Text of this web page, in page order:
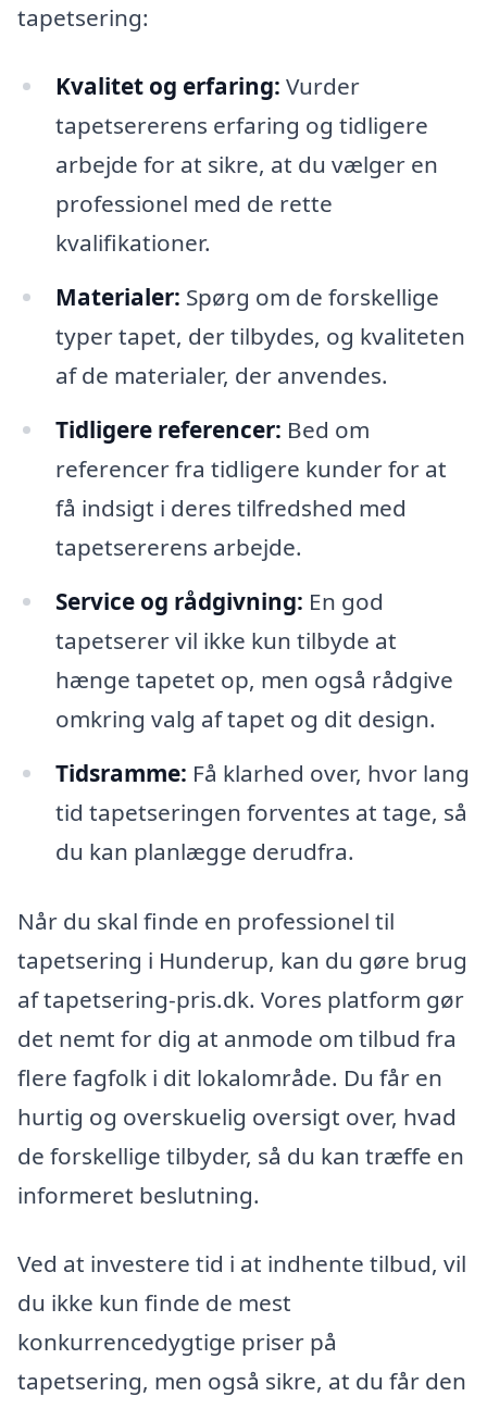
tapetsering:
Kvalitet og erfaring: Vurder
tapetsererens erfaring og tidligere
arbejde for at sikre, at du vælger en
professionel med de rette
kvalifikationer.
Materialer: Spørg om de forskellige
typer tapet, der tilbydes, og kvaliteten
af de materialer, der anvendes.
Tidligere referencer: Bed om
referencer fra tidligere kunder for at
få indsigt i deres tilfredshed med
tapetsererens arbejde.
Service og rådgivning: En god
tapetserer vil ikke kun tilbyde at
hænge tapetet op, men også rådgive
omkring valg af tapet og dit design.
Tidsramme: Få klarhed over, hvor lang
tid tapetseringen forventes at tage, så
du kan planlægge derudfra.
Når du skal finde en professionel til
tapetsering i Hunderup, kan du gøre brug
af tapetsering-pris.dk. Vores platform gør
det nemt for dig at anmode om tilbud fra
flere fagfolk i dit lokalområde. Du får en
hurtig og overskuelig oversigt over, hvad
de forskellige tilbyder, så du kan træffe en
informeret beslutning.
Ved at investere tid i at indhente tilbud, vil
du ikke kun finde de mest
konkurrencedygtige priser på
tapetsering, men også sikre, at du får den